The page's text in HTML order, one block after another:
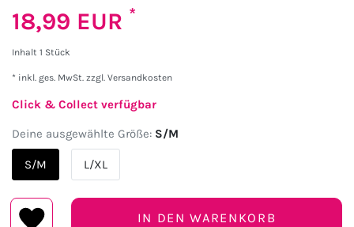
18,99 EUR *
Inhalt 1 Stück
* inkl. ges. MwSt. zzgl. Versandkosten
Click & Collect verfügbar
Deine ausgewählte Größe: S/M
S/M L/XL
IN DEN WARENKORB